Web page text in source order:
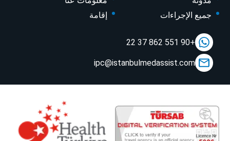
إقامة
جميع الإجراءات
+90 551 862 37 22
ipc@istanbulmedassist.com